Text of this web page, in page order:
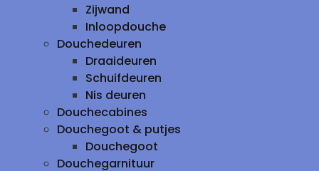
Zijwand
Inloopdouche
Douchedeuren
Draaideuren
Schuifdeuren
Nis deuren
Douchecabines
Douchegoot & putjes
Douchegoot
Douchegarnituur